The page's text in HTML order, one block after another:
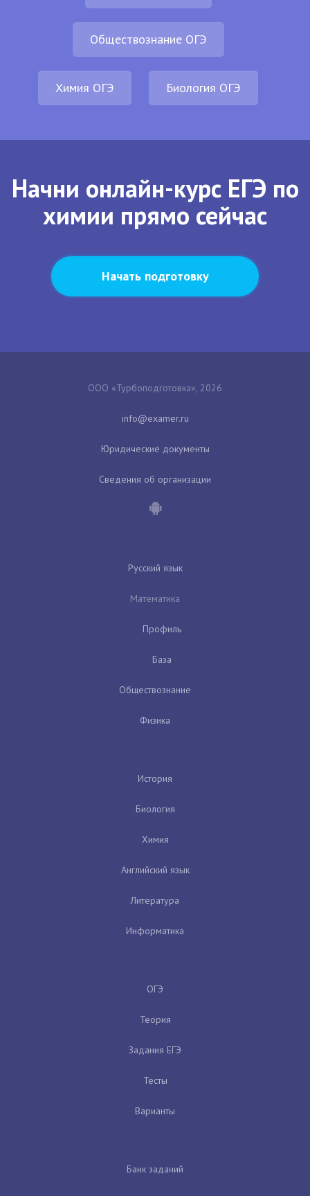
Обществознание ОГЭ
Химия ОГЭ Биология ОГЭ
Начни онлайн-курс ЕГЭ по
химии прямо сейчас
Начать подготовку
ООО «Турбоподготовка», 2026
Юридические документы
Сведения об организации
Русский язык
Математика
Профиль
База
Обществознание
Физика
История
Биология
Химия
Английский язык
Литература
Информатика
ОГЭ
Теория
Задания ЕГЭ
Тесты
Варианты
Банк заданий